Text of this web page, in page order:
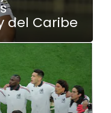
del Caribe